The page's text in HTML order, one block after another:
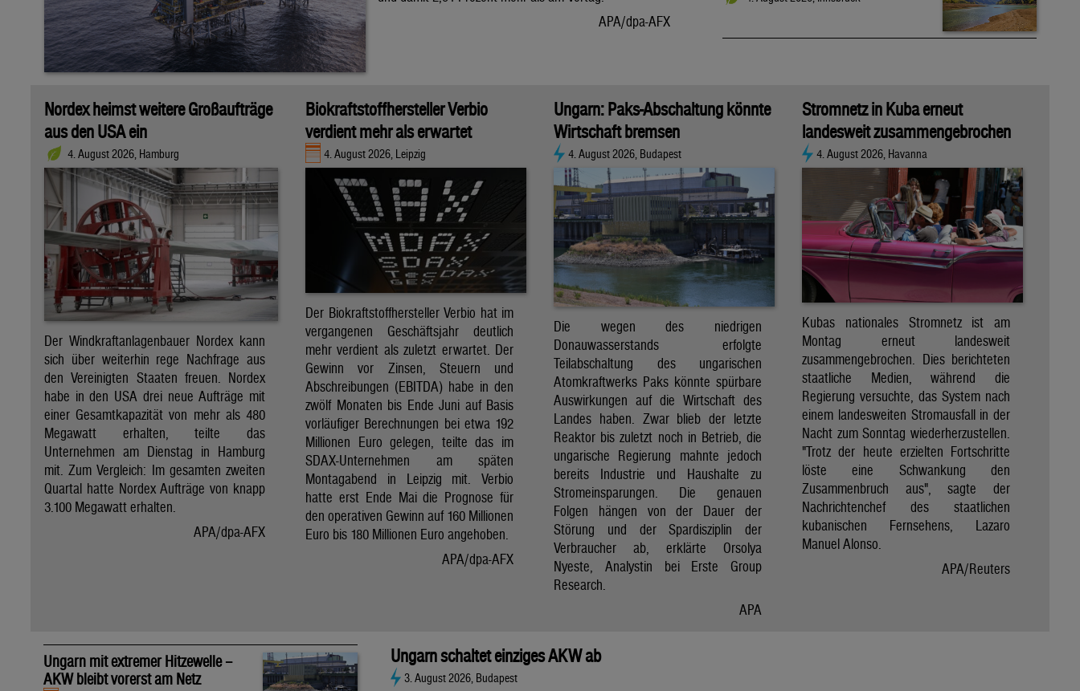
APA/dpa-AFX
Nordex heimst weitere Großaufträge
aus den USA ein
4. August 2026, Hamburg
Der Windkraftanlagenbauer Nordex kann
sich über weiterhin rege Nachfrage aus
den Vereinigten Staaten freuen. Nordex
habe in den USA drei neue Aufträge mit
einer Gesamtkapazität von mehr als 480
Megawatt erhalten, teilte das
Unternehmen am Dienstag in Hamburg
mit. Zum Vergleich: Im gesamten zweiten
Quartal hatte Nordex Aufträge von knapp
3.100 Megawatt erhalten.
APA/dpa-AFX
Biokraftstoffhersteller Verbio
verdient mehr als erwartet
4. August 2026, Leipzig
Der Biokraftstoffhersteller Verbio hat im
vergangenen Geschäftsjahr deutlich
mehr verdient als zuletzt erwartet. Der
Gewinn vor Zinsen, Steuern und
Abschreibungen (EBITDA) habe in den
zwölf Monaten bis Ende Juni auf Basis
vorläufiger Berechnungen bei etwa 192
Millionen Euro gelegen, teilte das im
SDAX-Unternehmen am späten
Montagabend in Leipzig mit. Verbio
hatte erst Ende Mai die Prognose für
den operativen Gewinn auf 160 Millionen
Euro bis 180 Millionen Euro angehoben.
APA/dpa-AFX
Ungarn: Paks-Abschaltung könnte
Wirtschaft bremsen
4. August 2026, Budapest
Die wegen des niedrigen
Donauwasserstands erfolgte
Teilabschaltung des ungarischen
Atomkraftwerks Paks könnte spürbare
Auswirkungen auf die Wirtschaft des
Landes haben. Zwar blieb der letzte
Reaktor bis zuletzt noch in Betrieb, die
ungarische Regierung mahnte jedoch
bereits Industrie und Haushalte zu
Stromeinsparungen. Die genauen
Folgen hängen von der Dauer der
Störung und der Spardisziplin der
Verbraucher ab, erklärte Orsolya
Nyeste, Analystin bei Erste Group
Research.
APA
Stromnetz in Kuba erneut
landesweit zusammengebrochen
4. August 2026, Havanna
Kubas nationales Stromnetz ist am
Montag erneut landesweit
zusammengebrochen. Dies berichteten
staatliche Medien, während die
Regierung versuchte, das System nach
einem landesweiten Stromausfall in der
Nacht zum Sonntag wiederherzustellen.
"Trotz der heute erzielten Fortschritte
löste eine Schwankung den
Zusammenbruch aus", sagte der
Nachrichtenchef des staatlichen
kubanischen Fernsehens, Lazaro
Manuel Alonso.
APA/Reuters
Ungarn mit extremer Hitzewelle –
AKW bleibt vorerst am Netz
Ungarn schaltet einziges AKW ab
3. August 2026, Budapest